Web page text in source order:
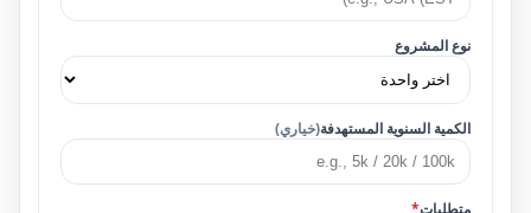
نوع المشروع
الكمية السنوية المستهدفة(خياري)
متطلبات*